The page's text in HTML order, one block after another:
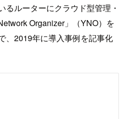
るルーターにクラウド型管理・
Organizer」（YNO）を
、2019年に導入事例を記事化